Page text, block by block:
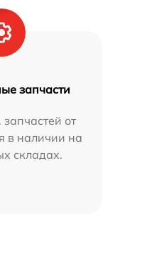
запчасти
от
в наличии на
складах.